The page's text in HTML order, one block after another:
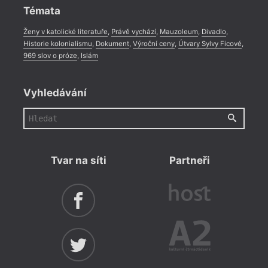
Témata
Ženy v katolické literatuře, Právě vychází, Mauzoleum, Divadlo,
Historie kolonialismu, Dokument, Výroční ceny, Útvary Sylvy Ficové,
969 slov o próze, Islám
Vyhledávání
Tvar na síti Partneři